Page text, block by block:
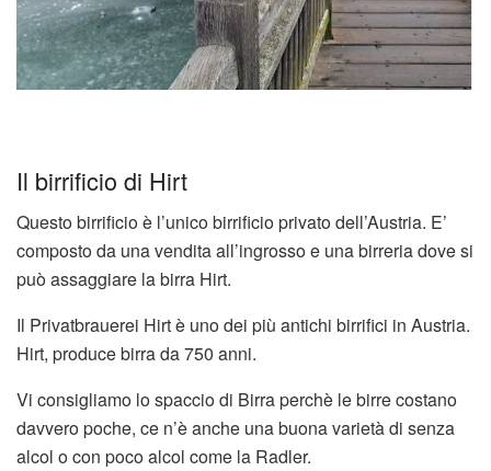
Il birrificio di Hirt
Questo birrificio è l’unico birrificio privato dell’Austria. E’
composto da una vendita all’ingrosso e una birreria dove si
può assaggiare la birra Hirt.
Il Privatbrauerei Hirt è uno dei più antichi birrifici in Austria.
Hirt, produce birra da 750 anni.
Vi consigliamo lo spaccio di Birra perchè le birre costano
davvero poche, ce n’è anche una buona varietà di senza
alcol o con poco alcol come la Radler.